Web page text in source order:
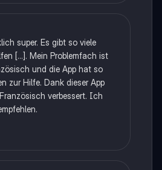
super. Es gibt so viele
[...]. Mein Problemfach ist
und die App hat so
zur Hilfe. Dank dieser App
verbessert. Ich